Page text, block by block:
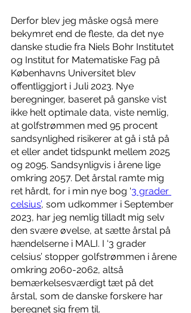
Derfor blev jeg måske også mere
bekymret end de fleste, da det nye
danske studie fra Niels Bohr Institutet
og Institut for Matematiske Fag på
Københavns Universitet blev
offentliggjort i Juli 2023. Nye
beregninger, baseret på ganske vist
ikke helt optimale data, viste nemlig,
at golfstrømmen med 95 procent
sandsynlighed risikerer at gå i stå på
et eller andet tidspunkt mellem 2025
og 2095. Sandsynligvis i årene lige
omkring 2057. Det årstal ramte mig
ret hårdt, for i min nye bog ‘3 grader
celsius’, som udkommer i September
2023, har jeg nemlig tilladt mig selv
den svære øvelse, at sætte årstal på
hændelserne i MALI. I ‘3 grader
celsius’ stopper golfstrømmen i årene
omkring 2060-2062, altså
bemærkelsesværdigt tæt på det
årstal, som de danske forskere har
beregnet sig frem til.